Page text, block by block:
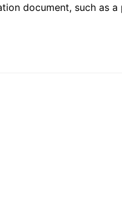
document, such as